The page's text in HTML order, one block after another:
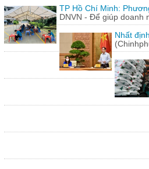
TP Hồ Chí Minh:
DNVN - Để giúp doanh
Nhất